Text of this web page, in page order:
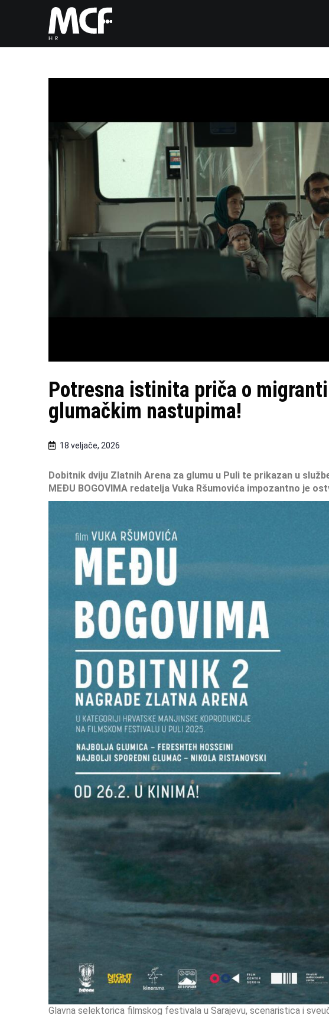
Potresna istinita priča o
glumačkim nastupima!
18 veljače, 2026
Dobitnik dviju Zlatnih Arena za glumu u Puli te prikazan u
MEĐU BOGOVIMA redatelja Vuka Ršumovića impozantno je
Glavna selektorica filmskog festivala u Sarajevu, scenaristica i